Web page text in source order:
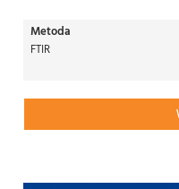
Metoda
FTIR